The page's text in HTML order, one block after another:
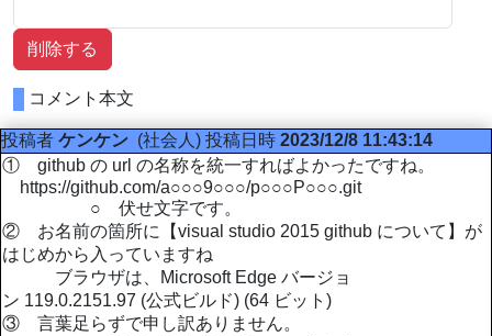
削除する
コメント本文
投稿者 ケンケン (社会人) 投稿日時 2023/12/8 11:43:14
① github の url の名称を統一すればよかったですね。
https://github.com/a○○○9○○○/p○○○P○○○.git
○ 伏せ文字です。
② お名前の箇所に【visual studio 2015 github について】が
はじめから入っていますね
ブラウザは、Microsoft Edge バージョ
ン 119.0.2151.97 (公式ビルド) (64 ビット)
③ 言葉足らずで申し訳ありません。